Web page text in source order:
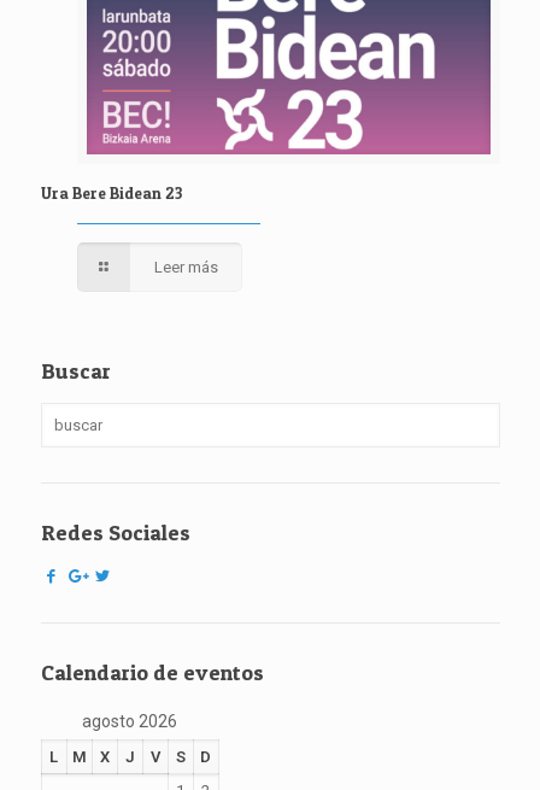
Ura Bere Bidean 23
Leer más
Buscar
Redes Sociales
Calendario de eventos
agosto 2026
L M X J V S
D